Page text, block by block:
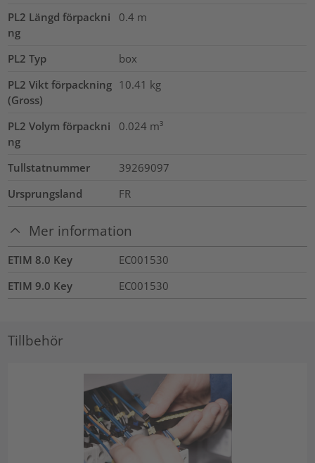
PL2 Längd förpackni
ng
0.4 m
PL2 Typ
box
PL2 Vikt förpackning
(Gross)
10.41 kg
PL2 Volym förpackni
ng
0.024 m³
Tullstatnummer
39269097
Ursprungsland
FR
Mer information
ETIM 8.0 Key
EC001530
ETIM 9.0 Key
EC001530
Tillbehör